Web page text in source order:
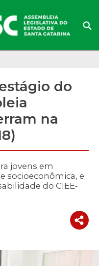
do
na
jovens em
socioeconômica, e
do CIEE-